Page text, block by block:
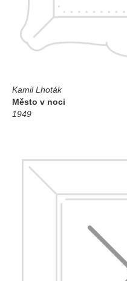
Kamil Lhoták
Město v noci
1949